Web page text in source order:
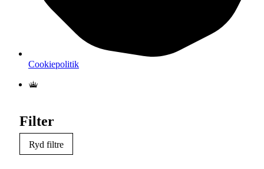
Cookiepolitik
Filter
Ryd filtre